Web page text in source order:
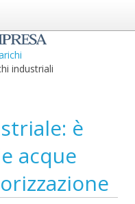
industriali
è
acque